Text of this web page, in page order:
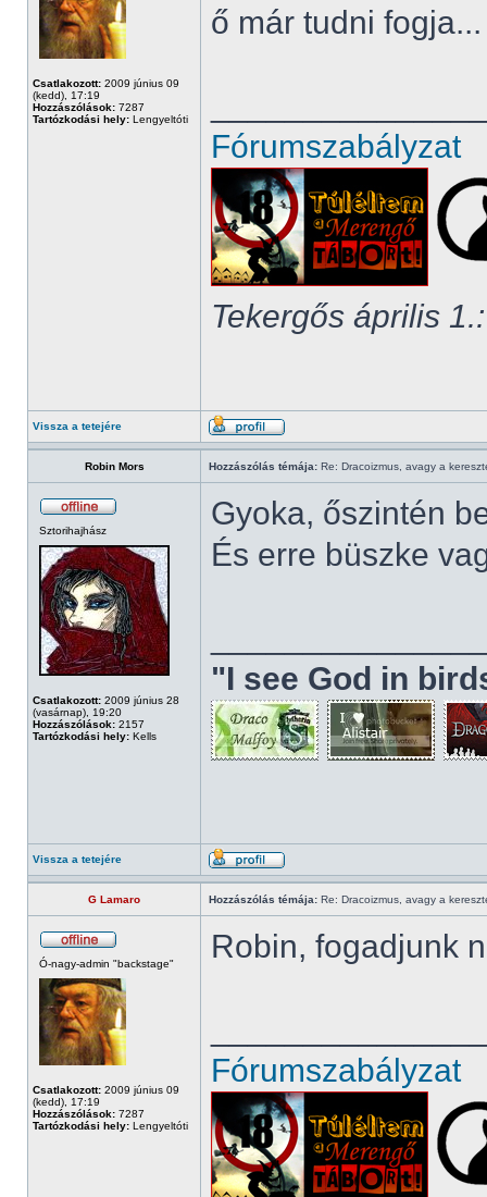
Csatlakozott: 2009 június 09
(kedd), 17:19
Hozzászólások: 7287
Tartózkodási hely: Lengyeltóti
ő már tudni
Fórumszabályzat
Tekergős április 1.:
Vissza a tetejére
Robin Mors Hozzászólás témája: Re: Dracoizmus, avagy a
Sztorihajhász
Csatlakozott: 2009 június 28
(vasárnap), 19:20
Hozzászólások: 2157
Tartózkodási hely: Kells
Gyoka, őszintén
És erre büszke
"I see God in
Vissza a tetejére
G Lamaro Hozzászólás témája: Re: Dracoizmus, avagy a
Ó-nagy-admin "backstage"
Csatlakozott: 2009 június 09
(kedd), 17:19
Hozzászólások: 7287
Tartózkodási hely: Lengyeltóti
Robin, fogadjunk
Fórumszabályzat